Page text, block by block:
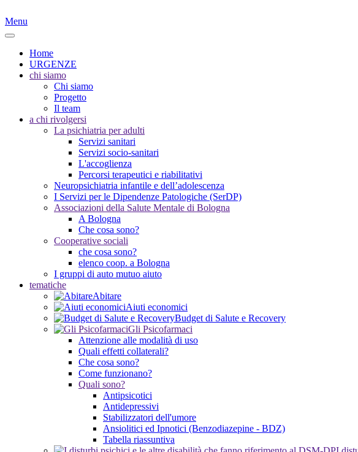
Menu
Home
URGENZE
chi siamo
Chi siamo
Progetto
Il team
a chi rivolgersi
La psichiatria per adulti
Servizi sanitari
Servizi socio-sanitari
L'accoglienza
Percorsi terapeutici e riabilitativi
Neuropsichiatria infantile e dell’adolescenza
I Servizi per le Dipendenze Patologiche (SerDP)
Associazioni della Salute Mentale di Bologna
A Bologna
Che cosa sono?
Cooperative sociali
che cosa sono?
elenco coop. a Bologna
I gruppi di auto mutuo aiuto
tematiche
Abitare
Aiuti economici
Budget di Salute e Recovery
Gli Psicofarmaci
Attenzione alle modalità di uso
Quali effetti collaterali?
Che cosa sono?
Come funzionano?
Quali sono?
Antipsicotici
Antidepressivi
Stabilizzatori dell'umore
Ansiolitici ed Ipnotici (Benzodiazepine - BDZ)
Tabella riassuntiva